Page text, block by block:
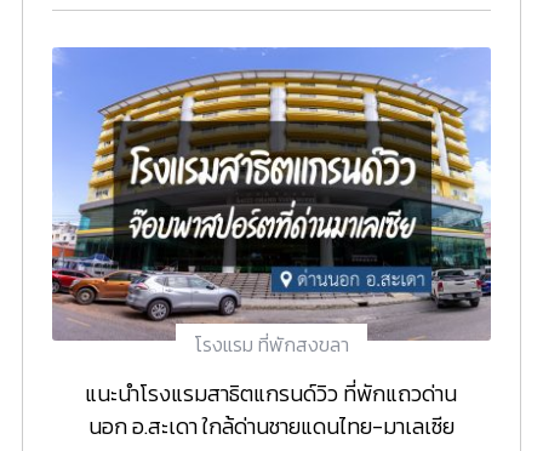
โรงแรม ที่พักสงขลา
แนะนำโรงแรมสาธิตแกรนด์วิว ที่พักแถวด่าน
นอก อ.สะเดา ใกล้ด่านชายแดนไทย-มาเลเซีย